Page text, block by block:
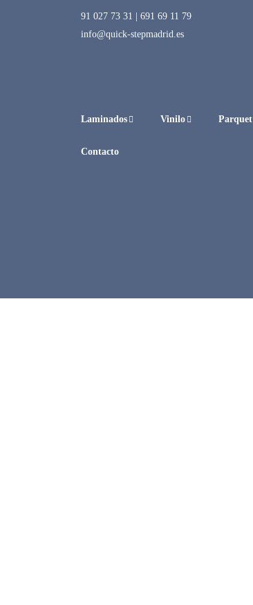
91 027 73 31
691 69 11 79
info@quick-stepmadrid.es
Laminados Vinilo Parquet
Contacto